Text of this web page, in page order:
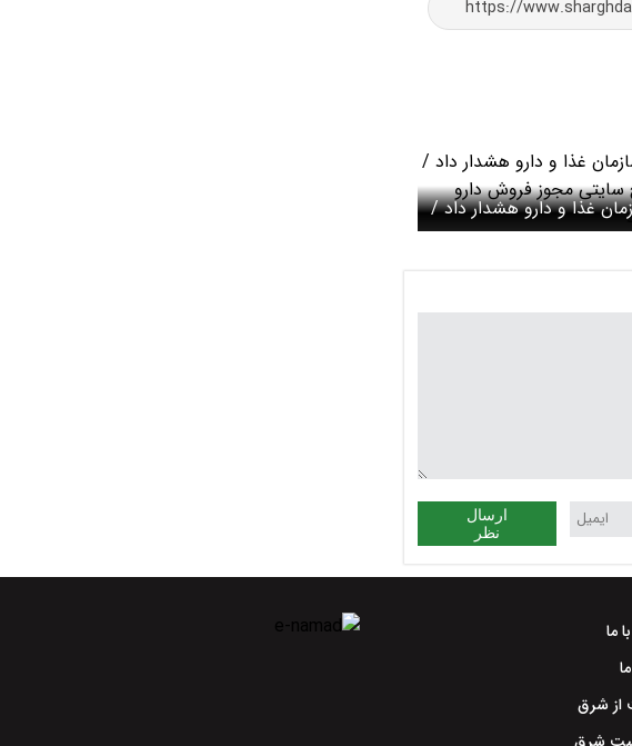
غذا و دارو هشدار داد /
سایتی مجوز فروش دارو
ارسال
نظر
ما
از شرق